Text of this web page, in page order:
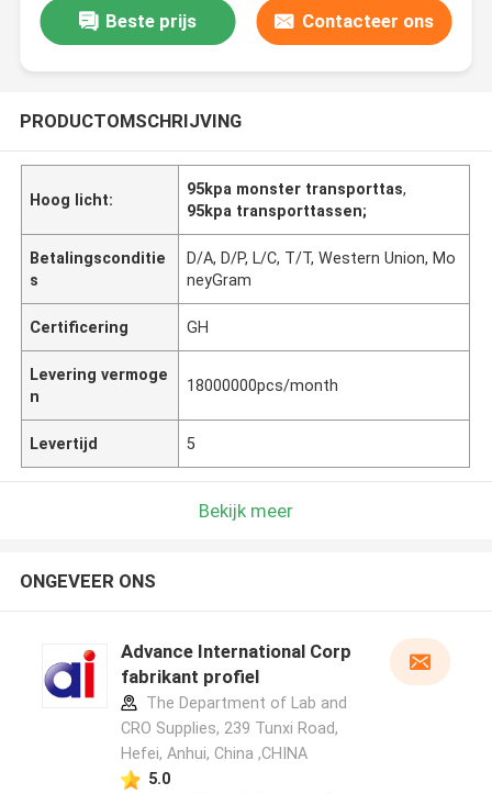
Beste prijs Contacteer ons
PRODUCTOMSCHRIJVING
Hoog licht:
95kpa monster transporttas,
95kpa transporttassen;
Betalingsconditie
s
D/A, D/P, L/C, T/T, Western Union, Mo
neyGram
Certificering GH
Levering vermoge
n
18000000pcs/month
Levertijd 5
Bekijk meer
ONGEVEER ONS
Advance International Corp
fabrikant profiel
The Department of Lab and
CRO Supplies, 239 Tunxi Road,
Hefei, Anhui, China ,CHINA
5.0